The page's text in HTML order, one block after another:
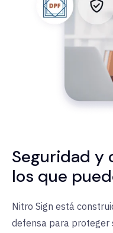
Seguridad y
los que
Nitro Sign está
defensa para proteger